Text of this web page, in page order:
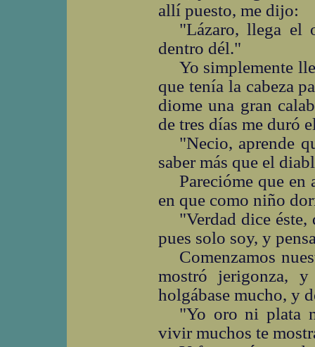
allí puesto, me dijo:
"Lázaro, llega el
dentro dél."
Yo simplemente
que tenía la cabeza
diome una gran
de tres días me duró
"Necio, aprende
saber más que el
Parecióme que en
en que como niño
"Verdad dice
pues solo soy, y
Comenzamos
mostró jerigonza,
holgábase mucho, y
"Yo oro ni plata
vivir muchos te